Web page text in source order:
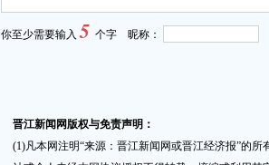
你至少需要输入5 个字 昵称：
晋江新闻网版权与免责声明：
(1)凡本网注明“来源：晋江新闻网或晋江经济报”的